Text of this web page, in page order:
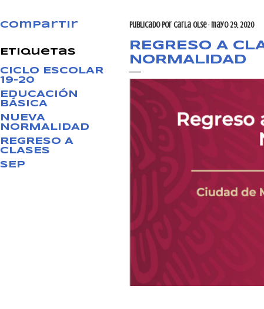
Compartir
Etiquetas
CICLO ESCOLAR
19-20
EDUCACIÓN
BÁSICA
NUEVA
NORMALIDAD
REGRESO A
CLASES
SEP
Publicado por Carla OlSe mayo 29, 2020
REGRESO A
NORMALIDAD